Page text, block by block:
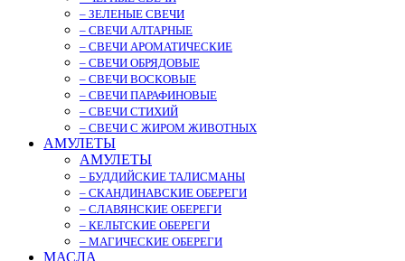
– ЗЕЛЕНЫЕ СВЕЧИ
– СВЕЧИ АЛТАРНЫЕ
– СВЕЧИ АРОМАТИЧЕСКИЕ
– СВЕЧИ ОБРЯДОВЫЕ
– СВЕЧИ ВОСКОВЫЕ
– СВЕЧИ ПАРАФИНОВЫЕ
– СВЕЧИ СТИХИЙ
– СВЕЧИ С ЖИРОМ ЖИВОТНЫХ
АМУЛЕТЫ
АМУЛЕТЫ
– БУДДИЙСКИЕ ТАЛИСМАНЫ
– СКАНДИНАВСКИЕ ОБЕРЕГИ
– СЛАВЯНСКИЕ ОБЕРЕГИ
– КЕЛЬТСКИЕ ОБЕРЕГИ
– МАГИЧЕСКИЕ ОБЕРЕГИ
МАСЛА